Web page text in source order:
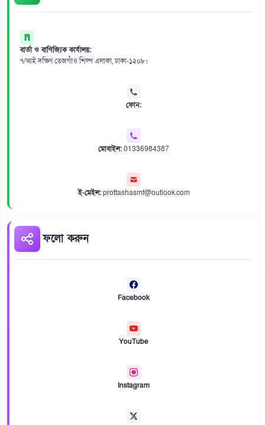
বার্তা ও বাণিজ্যিক কার্যালয়:
৭/আই দক্ষিণ তেজগাঁও শিল্প এলাকা, ঢাকা-১২০৮।
ফোন:
মোবাইল:01336984387
ই-মেইল:prottashasmf@outlook.com
ফলো করুন
Facebook
YouTube
Instagram